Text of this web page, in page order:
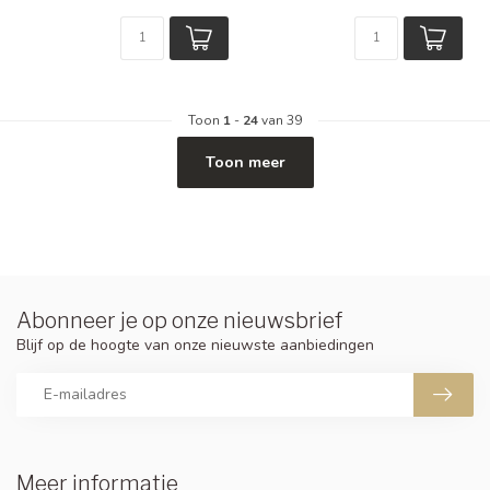
Toon 1 - 24van 39
Toon meer
Meer informatie
Abonneer je op onze nieuwsbrief
Blijf op de hoogte van onze nieuwste aanbiedingen